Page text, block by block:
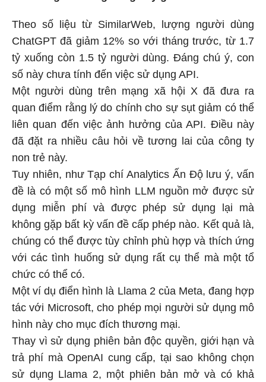
Theo số liệu từ SimilarWeb, lượng người dùng
ChatGPT đã giảm 12% so với tháng trước, từ 1.7
tỷ xuống còn 1.5 tỷ người dùng. Đáng chú ý, con
số này chưa tính đến việc sử dụng API.
Một người dùng trên mạng xã hội X đã đưa ra
quan điểm rằng lý do chính cho sự sụt giảm có thể
liên quan đến việc ảnh hưởng của API. Điều này
đã đặt ra nhiều câu hỏi về tương lai của công ty
non trẻ này.
Tuy nhiên, như Tạp chí Analytics Ấn Độ lưu ý, vấn
đề là có một số mô hình LLM nguồn mở được sử
dụng miễn phí và được phép sử dụng lại mà
không gặp bất kỳ vấn đề cấp phép nào. Kết quả là,
chúng có thể được tùy chỉnh phù hợp và thích ứng
với các tình huống sử dụng rất cụ thể mà một tổ
chức có thể có.
Một ví dụ điển hình là Llama 2 của Meta, đang hợp
tác với Microsoft, cho phép mọi người sử dụng mô
hình này cho mục đích thương mại.
Thay vì sử dụng phiên bản độc quyền, giới hạn và
trả phí mà OpenAI cung cấp, tại sao không chọn
sử dụng Llama 2, một phiên bản mở và có khả